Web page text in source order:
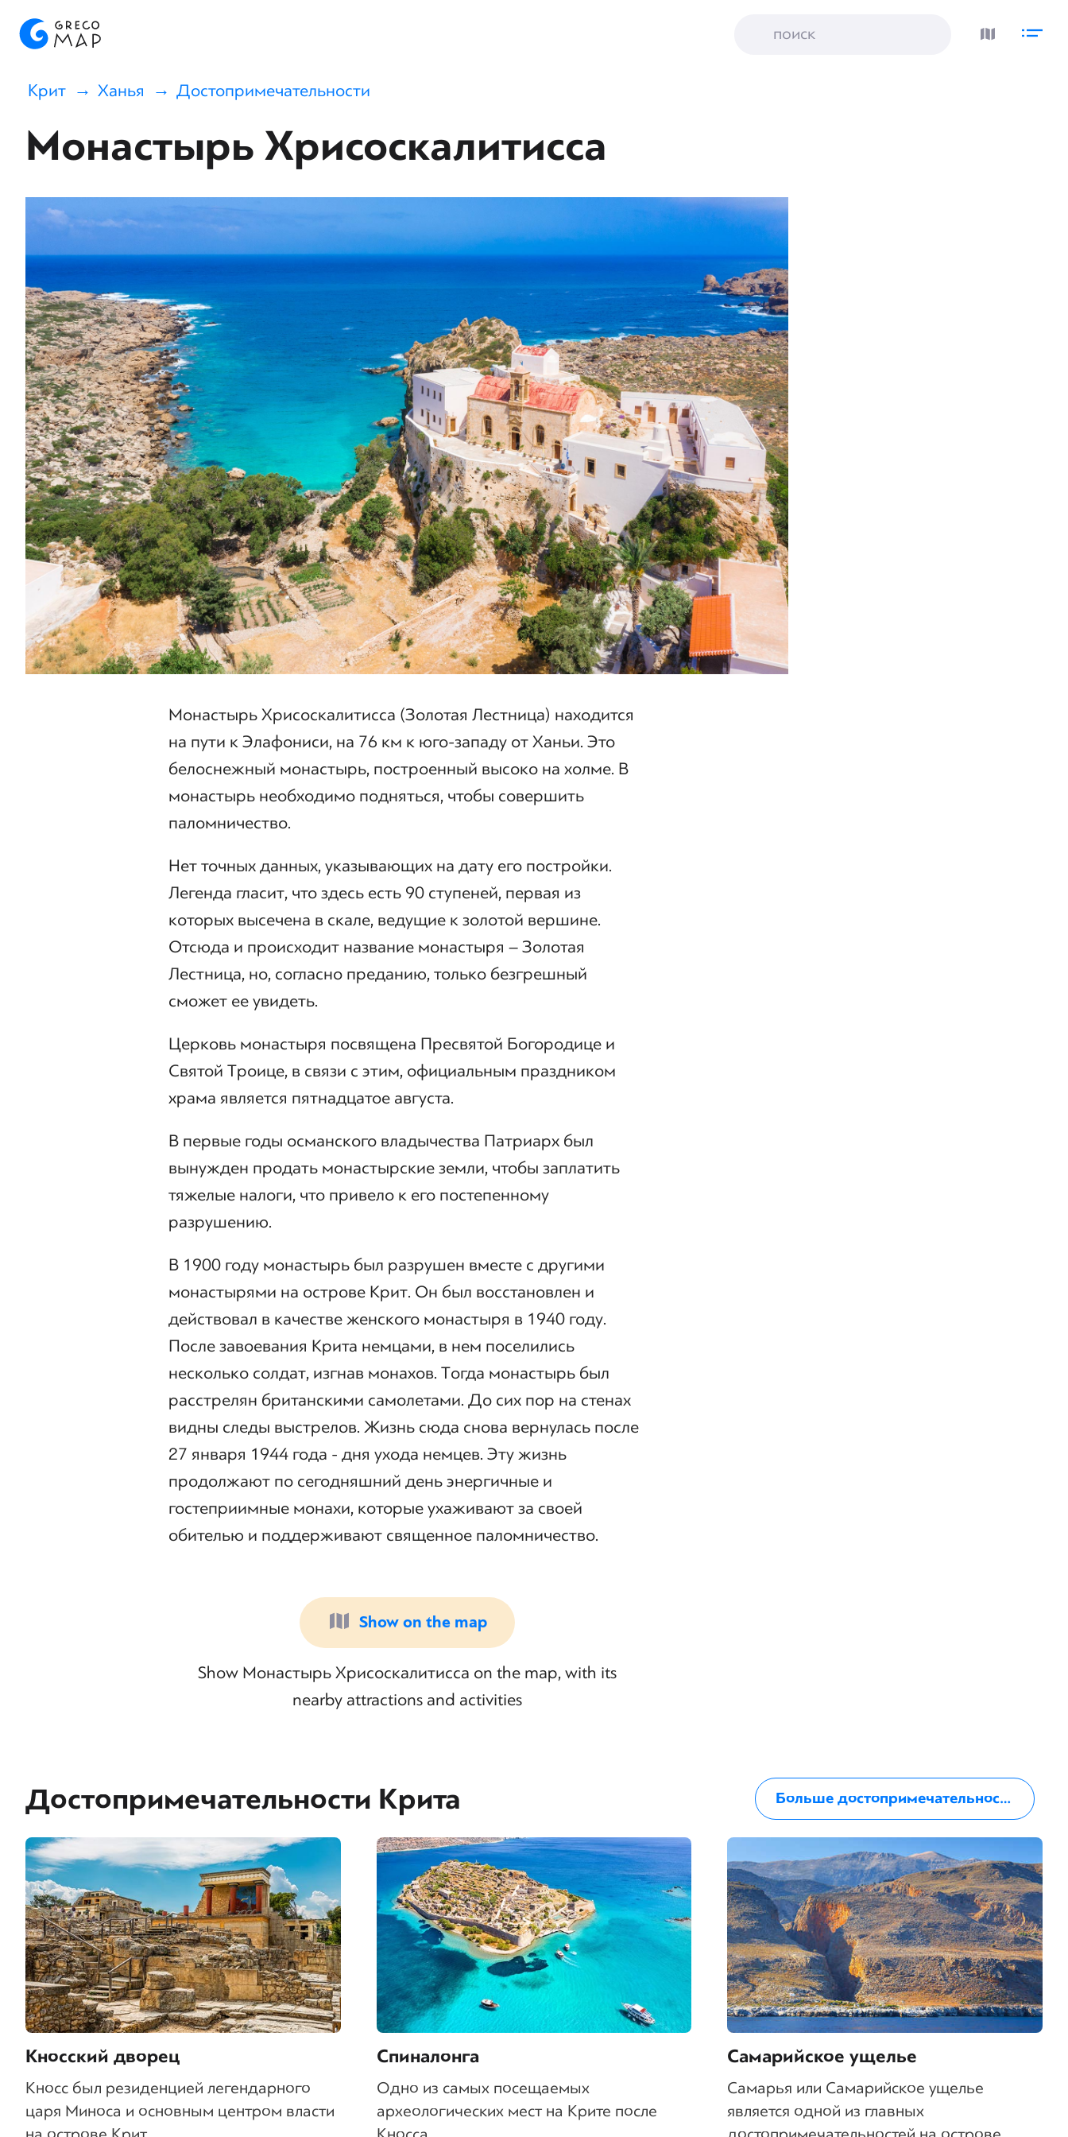
Крит Ханья Достопримечательности
Монастырь Хрисоскалитисса
Монастырь Хрисоскалитисса (Золотая Лестница) находится
на пути к Элафониси, на 76 км к юго-западу от Ханьи. Это
белоснежный монастырь, построенный высоко на холме. В
монастырь необходимо подняться, чтобы совершить
паломничество.
Нет точных данных, указывающих на дату его постройки.
Легенда гласит, что здесь есть 90 ступеней, первая из
которых высечена в скале, ведущие к золотой вершине.
Отсюда и происходит название монастыря – Золотая
Лестница, но, согласно преданию, только безгрешный
сможет ее увидеть.
Церковь монастыря посвящена Пресвятой Богородице и
Святой Троице, в связи с этим, официальным праздником
храма является пятнадцатое августа.
В первые годы османского владычества Патриарх был
вынужден продать монастырские земли, чтобы заплатить
тяжелые налоги, что привело к его постепенному
разрушению.
В 1900 году монастырь был разрушен вместе с другими
монастырями на острове Крит. Он был восстановлен и
действовал в качестве женского монастыря в 1940 году.
После завоевания Крита немцами, в нем поселились
несколько солдат, изгнав монахов. Тогда монастырь был
расстрелян британскими самолетами. До сих пор на стенах
видны следы выстрелов. Жизнь сюда снова вернулась после
27 января 1944 года - дня ухода немцев. Эту жизнь
продолжают по сегодняшний день энергичные и
гостеприимные монахи, которые ухаживают за своей
обителью и поддерживают священное паломничество.
Show on the map
Show Монастырь Хрисоскалитисса on the map, with its
nearby attractions and activities
Достопримечательности Крита
Кносский дворец
Кносс был резиденцией легендарного
царя Миноса и основным центром власти
Спиналонга
Одно из самых посещаемых
археологических мест на Крите после
Самарийское ущелье
Самарья или Самарийское ущелье
является одной из главных
Больше достопримечательностей на Крите